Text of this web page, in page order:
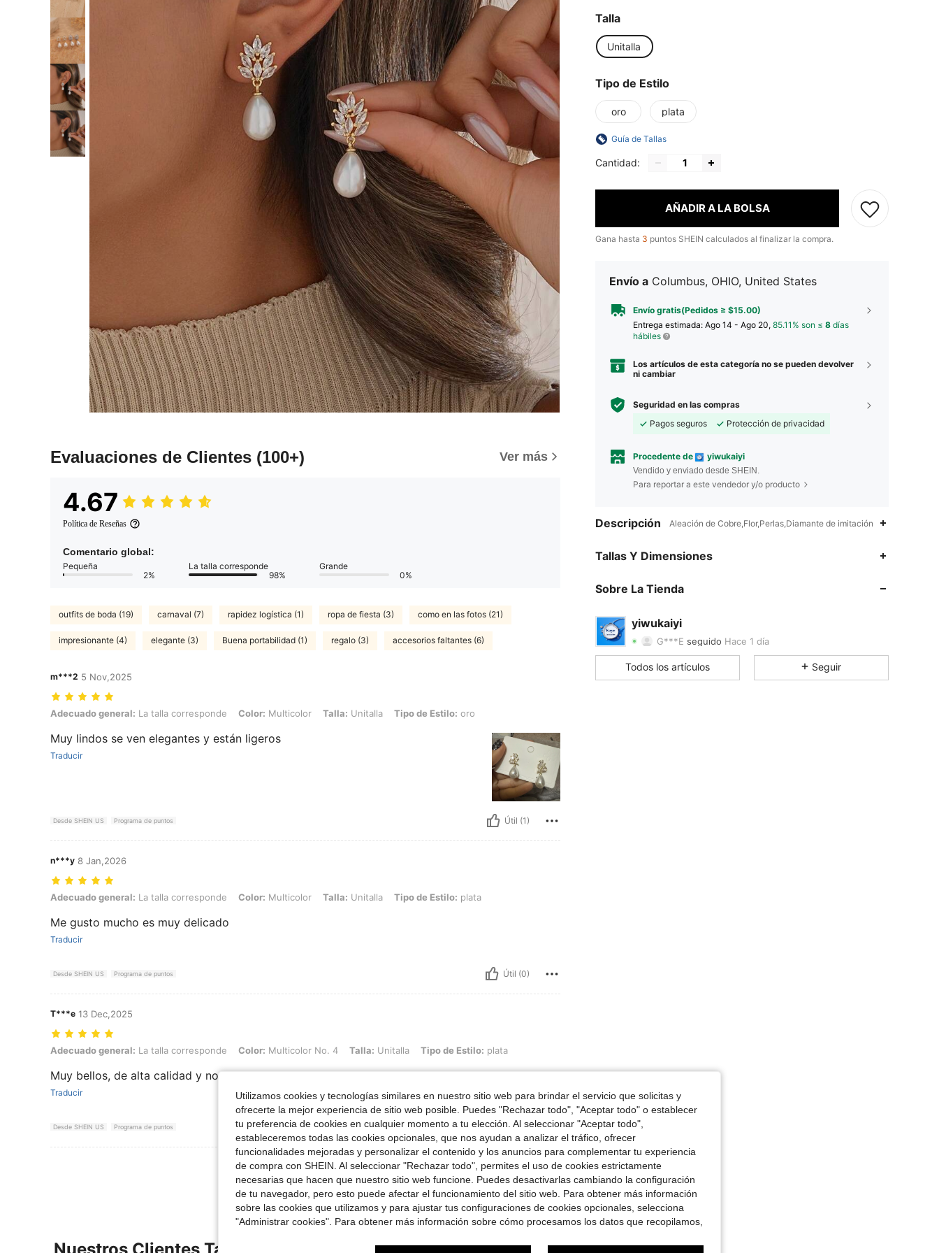
Evaluaciones de Clientes (100+) Ver más
4.67
Política de Reseñas
Comentario global:
Pequeña
2%
La talla corresponde
98%
Grande
0%
outfits de boda (19) carnaval (7) rapidez logística (1) ropa de fiesta (3) como en las fotos (21)
impresionante (4) elegante (3) Buena portabilidad (1) regalo (3) accesorios faltantes (6)
m***2 5 Nov,2025
Adecuado general: La talla corresponde, Color: Multicolor, Talla: Unitalla, Tipo de Estilo: oro
Adecuado general: La talla corresponde Color: Multicolor Talla: Unitalla Tipo de Estilo: oro
Muy lindos se ven elegantes y están ligeros
Traducir
Desde SHEIN US Programa de puntos Útil (1)
n***y 8 Jan,2026
Adecuado general: La talla corresponde, Color: Multicolor, Talla: Unitalla, Tipo de Estilo: plata
Adecuado general: La talla corresponde Color: Multicolor Talla: Unitalla Tipo de Estilo: plata
Me gusto mucho es muy delicado
Traducir
Desde SHEIN US Programa de puntos Útil (0)
T***e 13 Dec,2025
Adecuado general: La talla corresponde, Color: Multicolor No. 4, Talla: Unitalla, Tipo de Estilo: plata
Adecuado general: La talla corresponde Color: Multicolor No. 4 Talla: Unitalla Tipo de Estilo: plata
Muy bellos, de alta calidad y no pesan nada.
Traducir
Desde SHEIN US Programa de puntos Útil (0)
Ver Más Reseñas
Talla
Unitalla
Tipo de Estilo
oro plata
Guía de Tallas
Cantidad:
AÑADIR A LA BOLSA
Gana hasta 3 puntos SHEIN calculados al finalizar la compra.
Envío a Columbus, OHIO, United States
Envío gratis(Pedidos ≥ $15.00)
Entrega estimada: Ago 14 - Ago 20, 85.11% son ≤ 8 días
hábiles
Los artículos de esta categoría no se pueden devolver
ni cambiar
Seguridad en las compras
Pagos seguros
Protección de privacidad
Procedente de yiwukaiyi
Vendido y enviado desde SHEIN.
Para reportar a este vendedor y/o producto
Descripción Aleación de Cobre,Flor,Perlas,Diamante de imitación
Tallas Y Dimensiones
Sobre La Tienda
yiwukaiyi
4.79
4.79
4.79 Calificación 232Artículos
Todos los artículos Seguir
Utilizamos cookies y tecnologías similares en nuestro sitio web para brindar el servicio que solicitas y
ofrecerte la mejor experiencia de sitio web posible. Puedes "Rechazar todo", "Aceptar todo" o establecer
tu preferencia de cookies en cualquier momento a tu elección. Al seleccionar "Aceptar todo",
estableceremos todas las cookies opcionales, que nos ayudan a analizar el tráfico, ofrecer
funcionalidades mejoradas y personalizar el contenido y los anuncios para complementar tu experiencia
de compra con SHEIN. Al seleccionar "Rechazar todo", permites el uso de cookies estrictamente
necesarias que hacen que nuestro sitio web funcione. Puedes desactivarlas cambiando la configuración
de tu navegador, pero esto puede afectar el funcionamiento del sitio web. Para obtener más información
sobre las cookies que utilizamos y para ajustar tus configuraciones de cookies opcionales, selecciona
"Administrar cookies". Para obtener más información sobre cómo procesamos los datos que recopilamos,